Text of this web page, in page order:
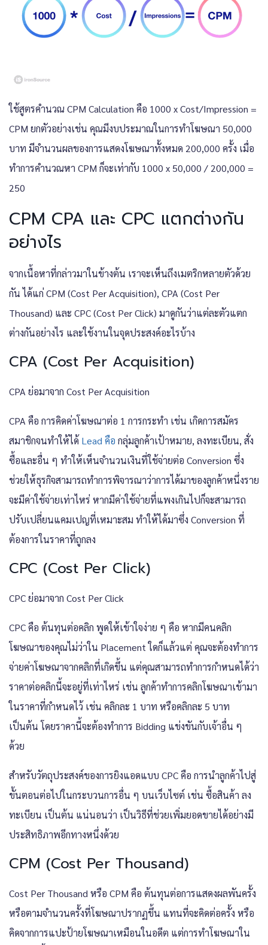
ใช้สูตรคำนวณ CPM Calculation คือ 1000 x Cost/Impression =
CPM ยกตัวอย่างเช่น คุณมีงบประมาณในการทำโฆษณา 50,000
บาท มีจำนวนผลของการแสดงโฆษณาทั้งหมด 200,000 ครั้ง เมื่อ
ทำการคำนวณหา CPM ก็จะเท่ากับ 1000 x 50,000 / 200,000 =
250
CPM CPA และ CPC แตกต่างกัน
อย่างไร
จากเนื้อหาที่กล่าวมาในข้างต้น เราจะเห็นถึงเมตริกหลายตัวด้วย
กัน ได้แก่ CPM (Cost Per Acquisition), CPA (Cost Per
Thousand) และ CPC (Cost Per Click) มาดูกันว่าแต่ละตัวแตก
ต่างกันอย่างไร และใช้งานในจุดประสงค์อะไรบ้าง
CPA (Cost Per Acquisition)
CPA ย่อมาจาก Cost Per Acquisition
CPA คือ การคิดค่าโฆษณาต่อ 1 การกระทำ เช่น เกิดการสมัคร
สมาชิกจนทำให้ได้ Lead คือ กลุ่มลูกค้าเป้าหมาย, ลงทะเบียน, สั่ง
ซื้อและอื่น ๆ ทำให้เห็นจำนวนเงินที่ใช้จ่ายต่อ Conversion ซึ่ง
ช่วยให้ธุรกิจสามารถทำการพิจารณาว่าการได้มาของลูกค้าหนึ่งราย
จะมีค่าใช้จ่ายเท่าไหร่ หากมีค่าใช้จ่ายที่แพงเกินไปก็จะสามารถ
ปรับเปลี่ยนแคมเปญที่เหมาะสม ทำให้ได้มาซึ่ง Conversion ที่
ต้องการในราคาที่ถูกลง
CPC (Cost Per Click)
CPC ย่อมาจาก Cost Per Click
CPC คือ ต้นทุนต่อคลิก พูดให้เข้าใจง่าย ๆ คือ หากมีคนคลิก
โฆษณาของคุณไม่ว่าใน Placement ใดก็แล้วแต่ คุณจะต้องทำการ
จ่ายค่าโฆษณาจากคลิกที่เกิดขึ้น แต่คุณสามารถทำการกำหนดได้ว่า
ราคาต่อคลิกนี้จะอยู่ที่เท่าไหร่ เช่น ลูกค้าทำการคลิกโฆษณาเข้ามา
ในราคาที่กำหนดไว้ เช่น คลิกละ 1 บาท หรือคลิกละ 5 บาท
เป็นต้น โดยราคานี้จะต้องทำการ Bidding แข่งขันกับเจ้าอื่น ๆ
ด้วย
สำหรับวัตถุประสงค์ของการยิงแอดแบบ CPC คือ การนำลูกค้าไปสู่
ขั้นตอนต่อไปในกระบวนการอื่น ๆ บนเว็บไซต์ เช่น ซื้อสินค้า ลง
ทะเบียน เป็นต้น แน่นอนว่า เป็นวิธีที่ช่วยเพิ่มยอดขายได้อย่างมี
ประสิทธิภาพอีกทางหนึ่งด้วย
CPM (Cost Per Thousand)
Cost Per Thousand หรือ CPM คือ ต้นทุนต่อการแสดงผลพันครั้ง
หรือตามจำนวนครั้งที่โฆษณาปรากฏขึ้น แทนที่จะคิดต่อครั้ง หรือ
คิดจากการแปะป้ายโฆษณาเหมือนในอดีต แต่การทำโฆษณาใน